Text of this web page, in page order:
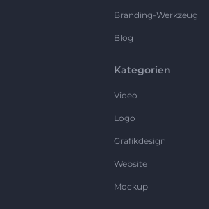
Branding-Werkzeug
Blog
Kategorien
Video
Logo
Grafikdesign
Website
Mockup